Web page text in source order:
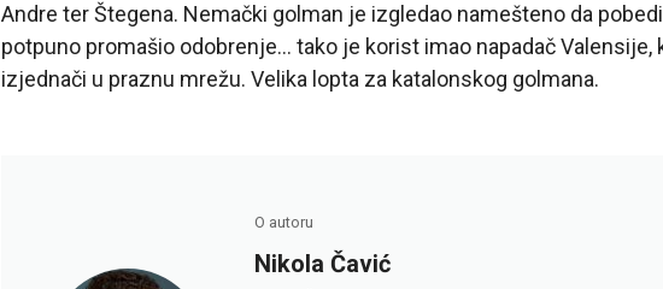
Andre ter Štegena. Nemački golman je izgledao namešteno da
potpuno promašio odobrenje… tako je korist imao napadač Valensije,
izjednači u praznu mrežu. Velika lopta za katalonskog golmana.
O autoru
Nikola Čavić